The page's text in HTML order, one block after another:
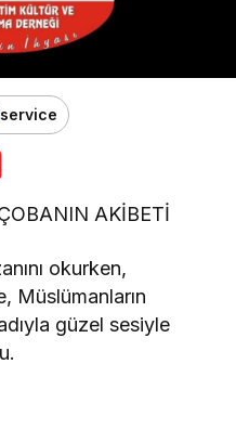
AKİBETİ
okurken,
Müslümanların
güzel sesiyle